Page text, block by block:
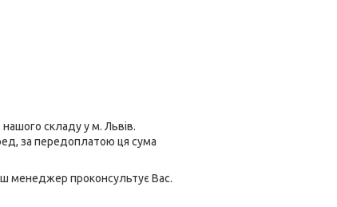
складу у м. Львів.
за передоплатою ця сума
менеджер проконсультує Вас.